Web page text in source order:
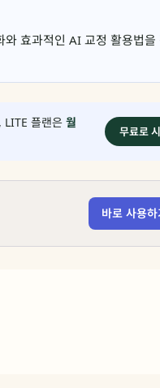
효과적인 AI 교정 활용법을
, LITE 플랜은 월
무료로
바로 사용